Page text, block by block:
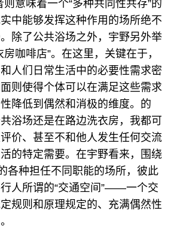
则意味着一个“多种共同性共存”的
中能够发挥这种作用的场所绝不
除了公共浴场之外，宇野另外举
房咖啡店”。在这里，关键在于，
人们日常生活中的必要性需求密
则使得个体可以在满足这些需求
降低到偶然和消极的维度。的
浴场还是在路边洗衣房，我都可
价、甚至不和他人发生任何交流
的特定需要。在宇野看来，围绕
各种担任不同职能的场所，彼此
人所谓的“交通空间”——一个交
规则和原理规定的、充满偶然性